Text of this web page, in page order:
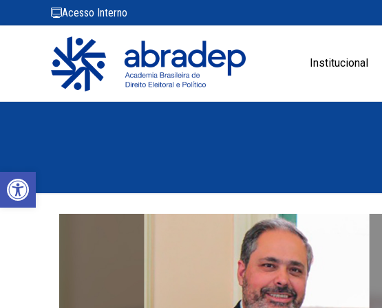
Abrir a barra de ferramentas
Acesso Interno
Institucional